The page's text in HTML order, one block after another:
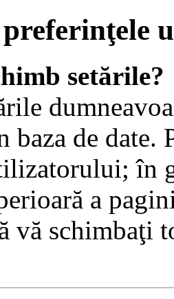
preferinţele
setările?
baza de
în
a
vă schimbaţi